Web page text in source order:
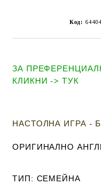
Код:
ЗА
КЛИКНИ -> ТУК
НАСТОЛНА ИГРА -
ОРИГИНАЛНО
ТИП: СЕМЕЙНА